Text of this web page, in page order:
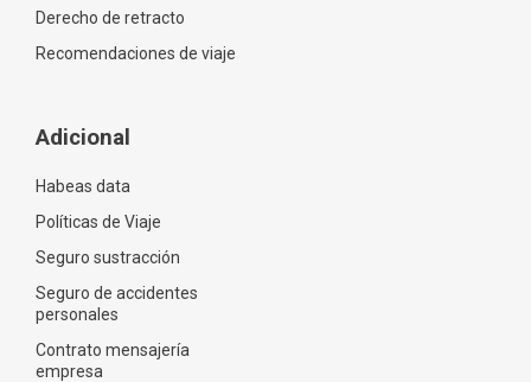
Derecho de retracto
Recomendaciones de viaje
Adicional
Habeas data
Políticas de Viaje
Seguro sustracción
Seguro de accidentes
personales
Contrato mensajería
empresa